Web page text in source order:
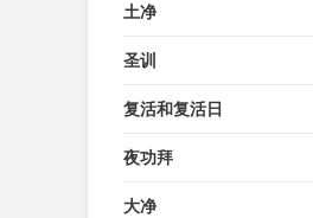
土净
圣训
复活和复活日
夜功拜
大净